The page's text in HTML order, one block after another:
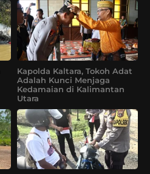
Kapolda Kaltara, Tokoh Adat
Adalah Kunci Menjaga
Kedamaian di Kalimantan
Utara